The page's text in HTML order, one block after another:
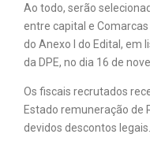
Ao todo, serão
entre capital e
do Anexo I do Edital, em
da DPE, no dia 16 de
Os fiscais recrutados
Estado remuneração de
devidos descontos legais.